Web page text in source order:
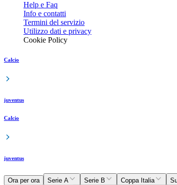
Help e Faq
Info e contatti
Termini del servizio
Utilizzo dati e privacy
Cookie Policy
Calcio
juventus
Calcio
juventus
Ora per ora Serie A Serie B Coppa Italia